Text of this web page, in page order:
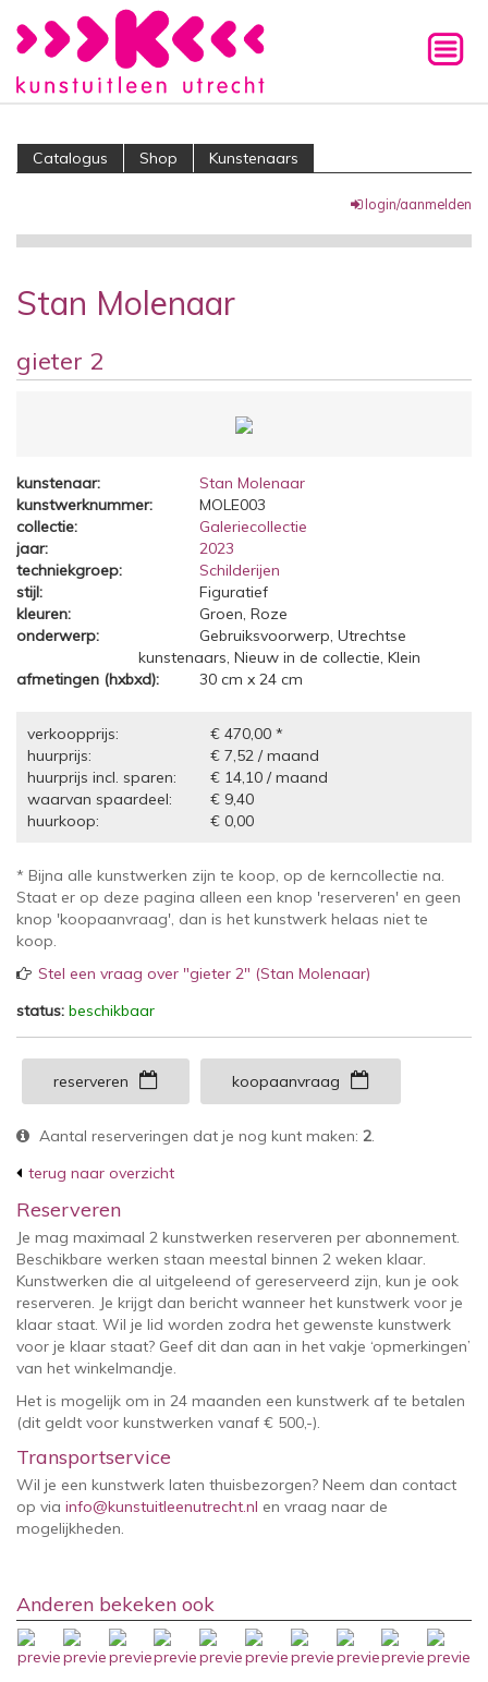
Catalogus Shop Kunstenaars
login/aanmelden
Stan Molenaar
gieter 2
kunstenaar:
Stan Molenaar
kunstwerknummer:
MOLE003
collectie:
Galeriecollectie
jaar:
2023
techniekgroep:
Schilderijen
stijl:
Figuratief
kleuren:
Groen, Roze
onderwerp:
Gebruiksvoorwerp, Utrechtse
kunstenaars, Nieuw in de collectie, Klein
afmetingen (hxbxd):
30 cm x 24 cm
verkoopprijs:
€ 470,00 *
huurprijs:
€ 7,52 / maand
huurprijs incl. sparen:
€ 14,10 / maand
waarvan spaardeel:
€ 9,40
huurkoop:
€ 0,00
* Bijna alle kunstwerken zijn te koop, op de kerncollectie na.
Staat er op deze pagina alleen een knop 'reserveren' en geen
knop 'koopaanvraag', dan is het kunstwerk helaas niet te
koop.
Stel een vraag over "gieter 2" (Stan Molenaar)
status: beschikbaar
reserveren koopaanvraag
Aantal reserveringen dat je nog kunt maken: 2.
terug naar overzicht
Reserveren
Je mag maximaal 2 kunstwerken reserveren per abonnement.
Beschikbare werken staan meestal binnen 2 weken klaar.
Kunstwerken die al uitgeleend of gereserveerd zijn, kun je ook
reserveren. Je krijgt dan bericht wanneer het kunstwerk voor je
klaar staat. Wil je lid worden zodra het gewenste kunstwerk
voor je klaar staat? Geef dit dan aan in het vakje ‘opmerkingen’
van het winkelmandje.
Het is mogelijk om in 24 maanden een kunstwerk af te betalen
(dit geldt voor kunstwerken vanaf € 500,-).
Transportservice
Wil je een kunstwerk laten thuisbezorgen? Neem dan contact
op via info@kunstuitleenutrecht.nl en vraag naar de
mogelijkheden.
Anderen bekeken ook